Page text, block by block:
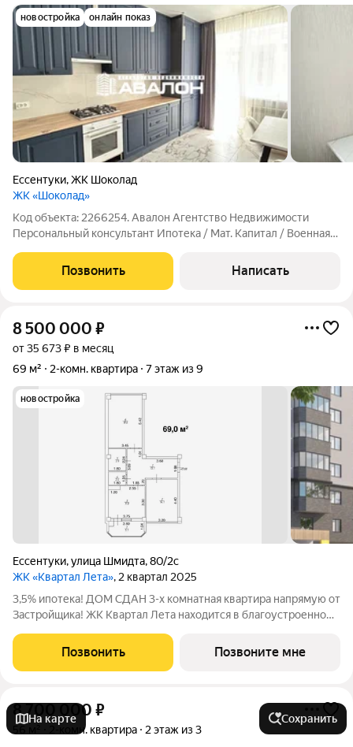
новостройка онлайн показ
Ессентуки,ЖК Шоколад
ЖК «Шоколад»
Код объекта: 2266254. Авалон Агентство Недвижимости
Персональный консультант Ипотека / Мат. Капитал / Военная
ремонтом. Планировка: большая кухня, оснащенная
гарнитуром и необходимой техникой
Позвонить Написать
8 500 000 ₽
от 35 673 ₽ в месяц
69 м²
2-комн. квартира 7 этаж из 9
новостройка
Ессентуки,улица Шмидта,80/2с
ЖК «Квартал Лета», 2 квартал 2025
3,5% ипотека! ДОМ СДАН 3-х комнатная квартира напрямую от
Застройщика! ЖК Квартал Лета находится в благоустроенном
сaмых благoпpиятныx, с точки зрения экологии, транспортной
развязки и
Позвонить Позвоните мне
8 700 000 ₽
2-комн. квартира 2 этаж из 3
На карте Сохранить